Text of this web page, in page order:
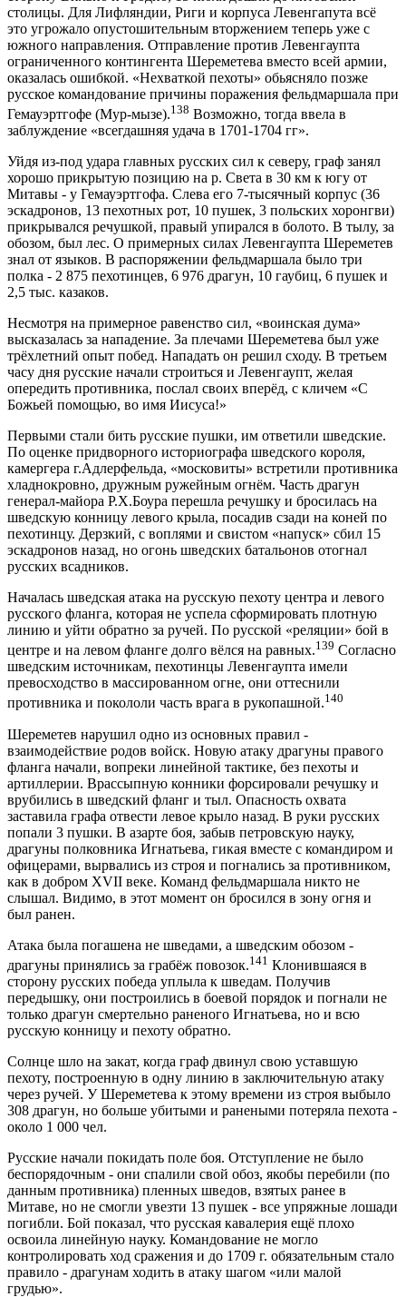
столицы. Для Лифляндии, Риги и корпуса Левенгапута всё
это угрожало опустошительным вторжением теперь уже с
южного направления. Отправление против Левенгаупта
ограниченного контингента Шереметева вместо всей армии,
оказалась ошибкой. «Нехваткой пехоты» обьясняло позже
русское командование причины поражения фельдмаршала при
Гемауэртгофе (Мур-мызе).138 Возможно, тогда ввела в
заблуждение «всегдашняя удача в 1701-1704 гг».
Уйдя из-под удара главных русских сил к северу, граф занял
хорошо прикрытую позицию на р. Света в 30 км к югу от
Митавы - у Гемауэртгофа. Слева его 7-тысячный корпус (36
эскадронов, 13 пехотных рот, 10 пушек, 3 польских хоронгви)
прикрывался речушкой, правый упирался в болото. В тылу, за
обозом, был лес. О примерных силах Левенгаупта Шереметев
знал от языков. В распоряжении фельдмаршала было три
полка - 2 875 пехотинцев, 6 976 драгун, 10 гаубиц, 6 пушек и
2,5 тыс. казаков.
Несмотря на примерное равенство сил, «воинская дума»
высказалась за нападение. За плечами Шереметева был уже
трёхлетний опыт побед. Нападать он решил сходу. В третьем
часу дня русские начали строиться и Левенгаупт, желая
опередить противника, послал своих вперёд, с кличем «С
Божьей помощью, во имя Иисуса!»
Первыми стали бить русские пушки, им ответили шведские.
По оценке придворного историографа шведского короля,
камергера г.Адлерфельда, «московиты» встретили противника
хладнокровно, дружным ружейным огнём. Часть драгун
генерал-майора Р.Х.Боура перешла речушку и бросилась на
шведскую конницу левого крыла, посадив сзади на коней по
пехотинцу. Дерзкий, с воплями и свистом «напуск» сбил 15
эскадронов назад, но огонь шведских батальонов отогнал
русских всадников.
Началась шведская атака на русскую пехоту центра и левого
русского фланга, которая не успела сформировать плотную
линию и уйти обратно за ручей. По русской «реляции» бой в
центре и на левом фланге долго вёлся на равных.139 Согласно
шведским источникам, пехотинцы Левенгаупта имели
превосходство в массированном огне, они оттеснили
противника и покололи часть врага в рукопашной.140
Шереметев нарушил одно из основных правил -
взаимодействие родов войск. Новую атаку драгуны правого
фланга начали, вопреки линейной тактике, без пехоты и
артиллерии. Врассыпную конники форсировали речушку и
врубились в шведский фланг и тыл. Опасность охвата
заставила графа отвести левое крыло назад. В руки русских
попали 3 пушки. В азарте боя, забыв петровскую науку,
драгуны полковника Игнатьева, гикая вместе с командиром и
офицерами, вырвались из строя и погнались за противником,
как в добром XVII веке. Команд фельдмаршала никто не
слышал. Видимо, в этот момент он бросился в зону огня и
был ранен.
Атака была погашена не шведами, а шведским обозом -
драгуны принялись за грабёж повозок.141 Клонившаяся в
сторону русских победа уплыла к шведам. Получив
передышку, они построились в боевой порядок и погнали не
только драгун смертельно раненого Игнатьева, но и всю
русскую конницу и пехоту обратно.
Солнце шло на закат, когда граф двинул свою уставшую
пехоту, построенную в одну линию в заключительную атаку
через ручей. У Шереметева к этому времени из строя выбыло
308 драгун, но больше убитыми и ранеными потеряла пехота -
около 1 000 чел.
Русские начали покидать поле боя. Отступление не было
беспорядочным - они спалили свой обоз, якобы перебили (по
данным противника) пленных шведов, взятых ранее в
Митаве, но не смогли увезти 13 пушек - все упряжные лошади
погибли. Бой показал, что русская кавалерия ещё плохо
освоила линейную науку. Командование не могло
контролировать ход сражения и до 1709 г. обязательным стало
правило - драгунам ходить в атаку шагом «или малой
грудью».